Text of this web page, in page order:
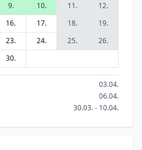
9. 10. 11.
12.
16. 17. 18.
19.
23. 24. 25.
26.
30.
03.04.
06.04.
30.03. - 10.04.